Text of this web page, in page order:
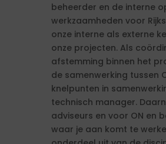
beheerder en de interne
werkzaamheden voor
onze interne als externe
onze projecten. Als
afstemming binnen het
de samenwerking tussen
knelpunten in
technisch manager.
adviseurs en voor ON en
waar je aan komt te